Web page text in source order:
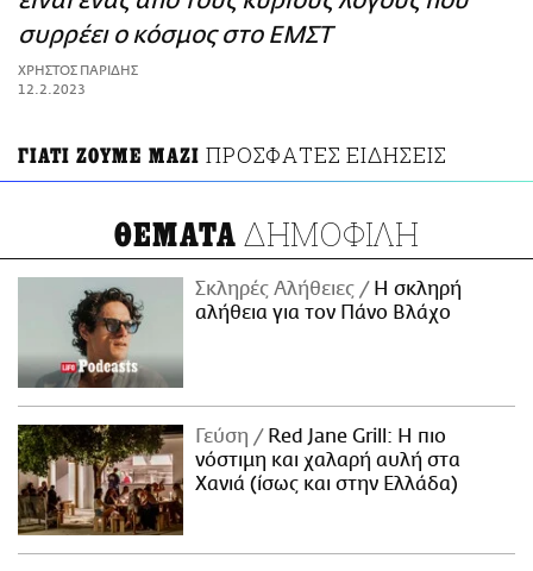
ΑΜΠΑ
PRINT
συρρέει ο κόσμος στο ΕΜΣΤ
ΧΡΗΣΤΟΣ ΠΑΡΙΔΗΣ
12.2.2023
ΓΙΑΤΙ ΖΟΥΜΕ ΜΑΖΙ ΠΡΟΣΦΑΤΕΣ ΕΙΔΗΣΕΙΣ
ΘΕΜΑΤΑ ΔΗΜΟΦΙΛΗ
Σκληρές Αλήθειες
H σκληρή
αλήθεια για τον Πάνο Βλάχο
Γεύση
Red Jane Grill: Η πιο
νόστιμη και χαλαρή αυλή στα
Χανιά (ίσως και στην Ελλάδα)